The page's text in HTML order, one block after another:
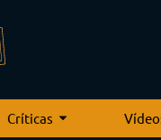
Críticas